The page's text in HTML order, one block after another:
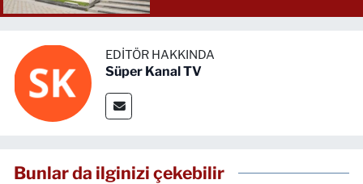
EDITÖR HAKKINDA
Süper Kanal TV
Bunlar da ilginizi çekebilir